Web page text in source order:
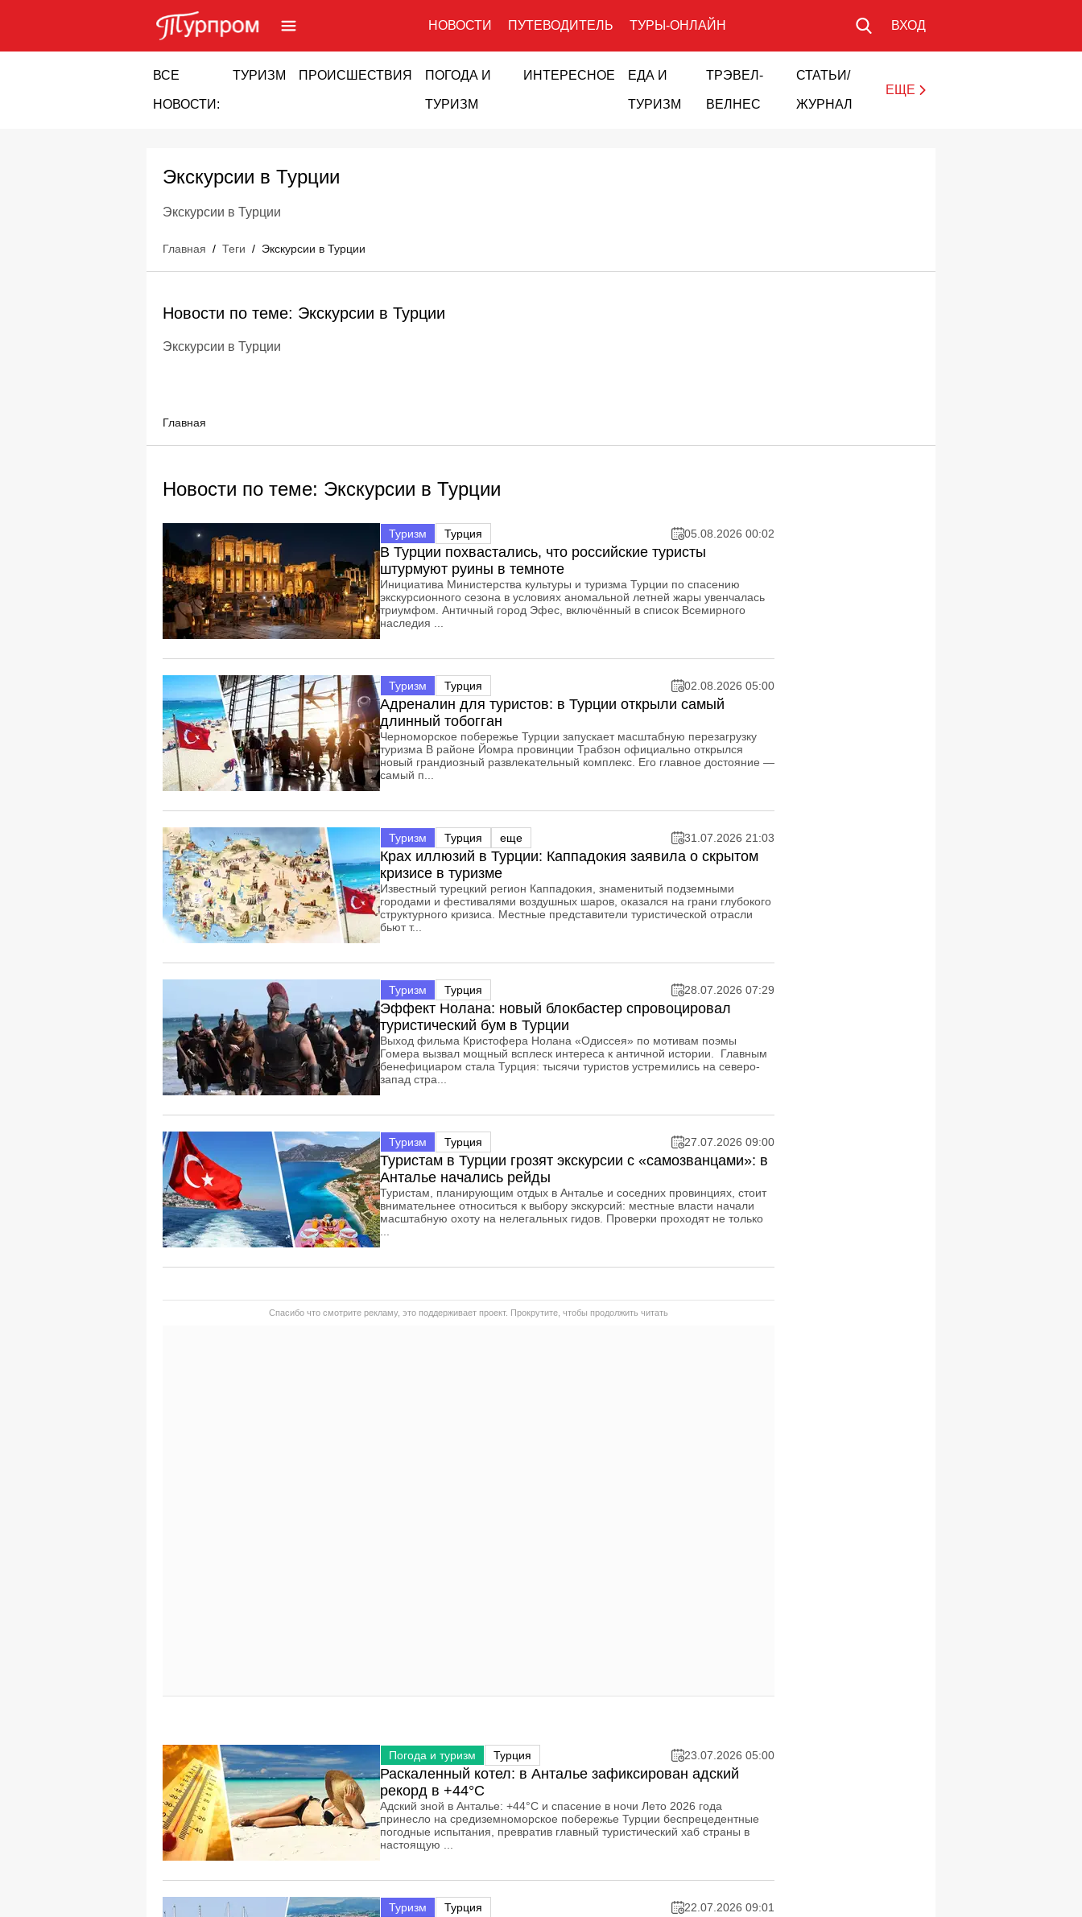
НОВОСТИ ПУТЕВОДИТЕЛЬ ТУРЫ-ОНЛАЙН ВХОД
ВСЕ
НОВОСТИ:
ТУРИЗМ ПРОИСШЕСТВИЯ ПОГОДА И
ТУРИЗМ
ИНТЕРЕСНОЕ ЕДА И
ТУРИЗМ
ТРЭВЕЛ-
ВЕЛНЕС
СТАТЬИ/
ЖУРНАЛ
ЕЩЕ
Экскурсии в Турции
Экскурсии в Турции
Главная / Теги / Экскурсии в Турции
Новости по теме: Экскурсии в Турции
Экскурсии в Турции
Главная
Новости по теме: Экскурсии в Турции
Туризм Турция 05.08.2026 00:02
В Турции похвастались, что российские туристы
штурмуют руины в темноте
Инициатива Министерства культуры и туризма Турции по спасению
экскурсионного сезона в условиях аномальной летней жары увенчалась
триумфом. Античный город Эфес, включённый в список Всемирного
наследия ...
Туризм Турция 02.08.2026 05:00
Адреналин для туристов: в Турции открыли самый
длинный тобогган
Черноморское побережье Турции запускает масштабную перезагрузку
туризма В районе Йомра провинции Трабзон официально открылся
новый грандиозный развлекательный комплекс. Его главное достояние —
самый п...
Туризм Турция еще 31.07.2026 21:03
Крах иллюзий в Турции: Каппадокия заявила о скрытом
кризисе в туризме
Известный турецкий регион Каппадокия, знаменитый подземными
городами и фестивалями воздушных шаров, оказался на грани глубокого
структурного кризиса. Местные представители туристической отрасли
бьют т...
Туризм Турция 28.07.2026 07:29
Эффект Нолана: новый блокбастер спровоцировал
туристический бум в Турции
Выход фильма Кристофера Нолана «Одиссея» по мотивам поэмы
Гомера вызвал мощный всплеск интереса к античной истории. Главным
бенефициаром стала Турция: тысячи туристов устремились на северо-
запад стра...
Туризм Турция 27.07.2026 09:00
Туристам в Турции грозят экскурсии с «самозванцами»: в
Анталье начались рейды
Туристам, планирующим отдых в Анталье и соседних провинциях, стоит
внимательнее относиться к выбору экскурсий: местные власти начали
масштабную охоту на нелегальных гидов. Проверки проходят не только
Спасибо что смотрите рекламу, это поддерживает проект. Прокрутите, чтобы продолжить читать
Погода и туризм Турция 23.07.2026 05:00
Раскаленный котел: в Анталье зафиксирован адский
рекорд в +44°C
Адский зной в Анталье: +44°C и спасение в ночи Лето 2026 года
принесло на средиземноморское побережье Турции беспрецедентные
погодные испытания, превратив главный туристический хаб страны в
настоящую ...
Туризм Турция 22.07.2026 09:01